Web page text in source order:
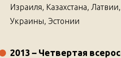
Израиля, Казахстана,
Украины, Эстонии
2013 – Четвертая